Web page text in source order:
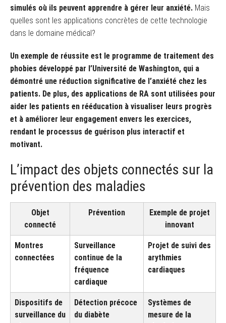
simulés où ils peuvent apprendre à gérer leur anxiété. Mais
quelles sont les applications concrètes de cette technologie
dans le domaine médical?
Un exemple de réussite est le programme de traitement des
phobies développé par l’Université de Washington, qui a
démontré une réduction significative de l’anxiété chez les
patients. De plus, des applications de RA sont utilisées pour
aider les patients en rééducation à visualiser leurs progrès
et à améliorer leur engagement envers les exercices,
rendant le processus de guérison plus interactif et
motivant.
L’impact des objets connectés sur la
prévention des maladies
Objet
connecté
Prévention
Exemple de projet
innovant
Montres
connectées
Surveillance
continue de la
fréquence
cardiaque
Projet de suivi des
arythmies
cardiaques
Dispositifs de
surveillance du
Détection précoce
du diabète
Systèmes de
mesure de la